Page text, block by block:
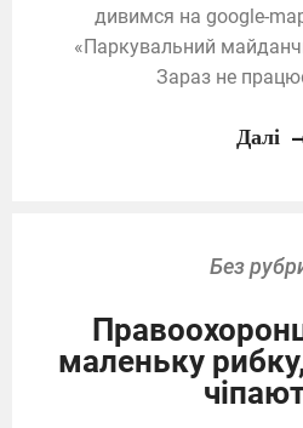
дивимся на google-
«Паркувальний
Зараз не
Далі
Без
маленьку